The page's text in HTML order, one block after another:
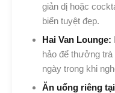
giản dị hoặc
biển tuyệt đẹp.
Hai Van Lounge:
hảo để thưởng trà
ngày trong khi
Ăn uống riêng